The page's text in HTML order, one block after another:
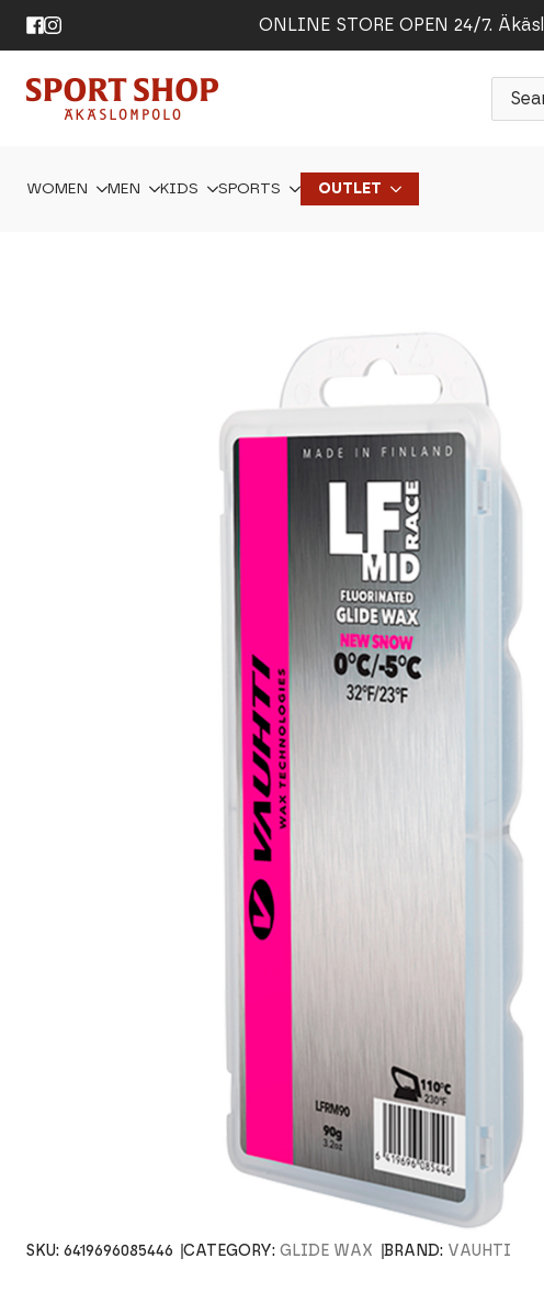
ONLINE STORE OPEN 24/7.
search
WOMEN MEN KIDS SPORTS OUTLET
SKU: 6419696085446 CATEGORY:GLIDE WAX BRAND: VAUHTI